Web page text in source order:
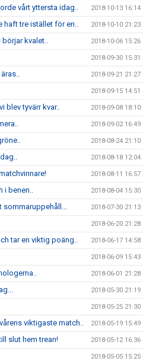
vårt yttersta idag.. 2018-10-13 16:14
haft tre istället för en.. 2018-10-10 21:23
börjar kvalet.. 2018-10-06 15:26
2018-09-30 15:31
2018-09-21 21:27
2018-09-15 14:51
blev tyvärr kvar.. 2018-09-08 18:10
2018-09-02 16:49
2018-08-24 21:10
2018-08-18 12:04
2018-08-11 16:57
i benen.. 2018-08-04 15:30
sommaruppehåll... 2018-07-30 21:13
2018-06-20 21:28
tar en viktig poäng.. 2018-06-17 14:58
2018-06-09 15:43
2018-06-01 21:28
2018-05-30 21:19
2018-05-25 21:30
viktigaste match.. 2018-05-19 15:49
slut hem trean! 2018-05-12 16:36
2018-05-05 15:25